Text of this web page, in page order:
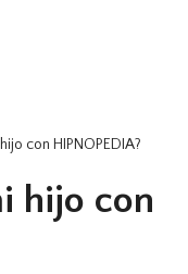
con HIPNOPEDIA?
hijo con